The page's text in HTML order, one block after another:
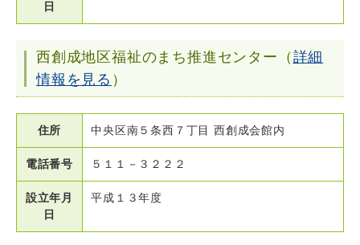
日
西創成地区福祉のまち推進センター（ 詳細
情報を見る ）
住所 中央区南５条西７丁目 西創成会館内
電話番号 ５１１－３２２２
設立年月
日
平成１３年度